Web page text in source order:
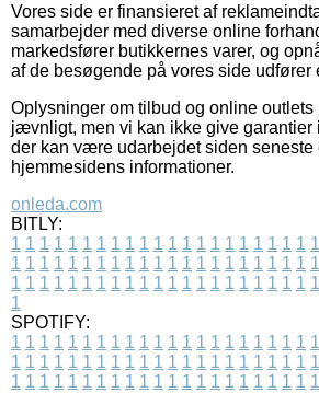
Vores side er finansieret af
samarbejder med diverse online
markedsfører butikkernes varer, og
af de besøgende på vores side udfører
Oplysninger om tilbud og online outlets
jævnligt, men vi kan ikke give garantier
der kan være udarbejdet siden seneste
hjemmesidens informationer.
onleda.com
BITLY:
1 1 1 1 1 1 1 1 1 1 1 1 1 1 1 1 1 1 1 1 1 1
1 1 1 1 1 1 1 1 1 1 1 1 1 1 1 1 1 1 1 1 1 1
1 1 1 1 1 1 1 1 1 1 1 1 1 1 1 1 1 1 1 1 1 1
1
SPOTIFY:
1 1 1 1 1 1 1 1 1 1 1 1 1 1 1 1 1 1 1 1 1 1
1 1 1 1 1 1 1 1 1 1 1 1 1 1 1 1 1 1 1 1 1 1
1 1 1 1 1 1 1 1 1 1 1 1 1 1 1 1 1 1 1 1 1 1